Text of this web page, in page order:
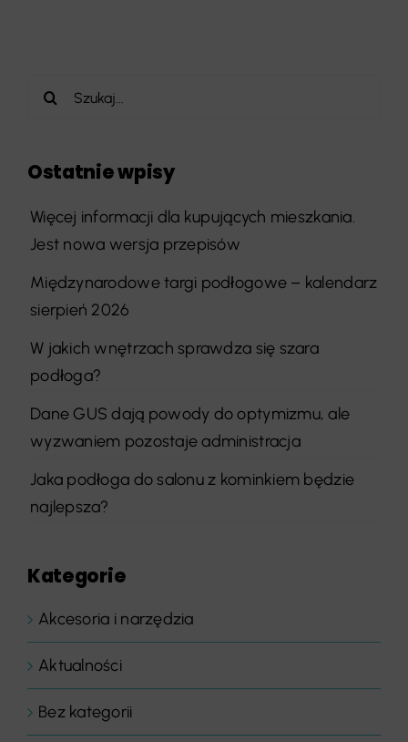
Szukaj
Ostatnie wpisy
Więcej informacji dla kupujących mieszkania.
Jest nowa wersja przepisów
Międzynarodowe targi podłogowe – kalendarz
sierpień 2026
W jakich wnętrzach sprawdza się szara
podłoga?
Dane GUS dają powody do optymizmu, ale
wyzwaniem pozostaje administracja
Jaka podłoga do salonu z kominkiem będzie
najlepsza?
Kategorie
Akcesoria i narzędzia
Aktualności
Bez kategorii